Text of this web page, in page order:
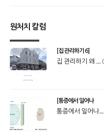
원처치 칼럼
[집 관리하기 6]
집 관리하기 왜 ...
[통증에서 일어나
통증에서 일어나...